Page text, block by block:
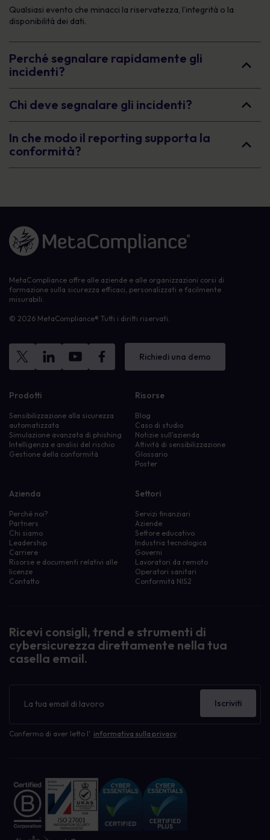
Qualsiasi evento che minacci la riservatezza, l’integrità o la
disponibilità dei dati.
Perché segnalare rapidamente gli
incidenti?
Chi deve segnalare gli incidenti?
In che modo il reporting supporta la
conformità?
Link alla homepage
MetaCompliance offre alle aziende e alle organizzazioni corsi di
formazione sulla sicurezza efficaci, personalizzati e facilmente
misurabili.
© 2026 MetaCompliance® Tutti i diritti riservati.
Richiedi una demo
Prodotti
Sensibilizzazione alla sicurezza
automatizzata
Simulazione avanzata di phishing
Intelligenza e analisi del rischio
Gestione della conformità
Risorse
Blog
Caso di studio
Notizie sull'azienda
Attività di sensibilizzazione
Glossario
Poster
Azienda
Perché noi?
Partners
Chi siamo
Leadership
Carriere
Risorse e documenti relativi alle
licenze
Contatto
Settori
Servizi finanziari
Aziende
Settore educativo
Industria tecnologica
Governi
Lavoratori da remoto
Operatori sanitari
Conformità NIS2
Ricevi consigli, trend e strumenti di
cybersicurezza direttamente nella tua
casella email.
Confermo di aver letto l' informativa sulla privacy
Iscriviti